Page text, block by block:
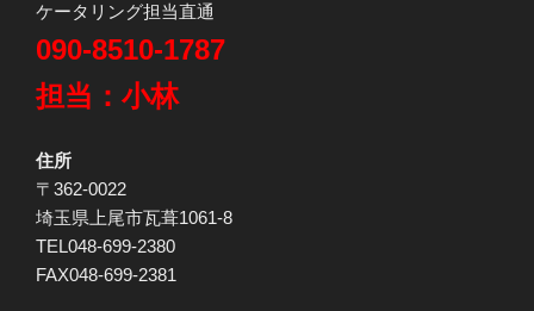
ケータリング担当直通
090-8510-1787
担当：小林
住所
〒362-0022
埼玉県上尾市瓦葺1061-8
TEL048-699-2380
FAX048-699-2381